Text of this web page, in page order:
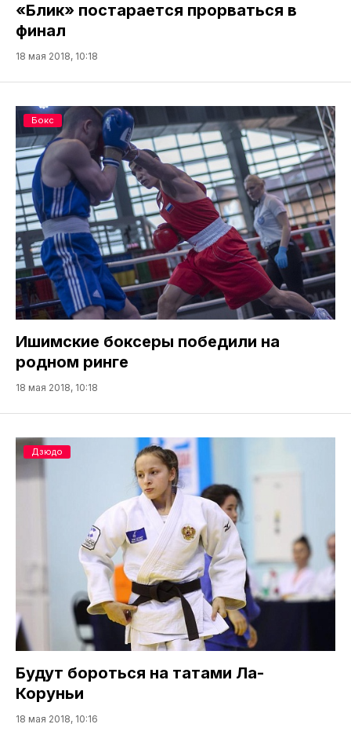
«Блик» постарается прорваться в
финал
18 мая 2018, 10:18
Ишимские боксеры победили на
родном ринге
18 мая 2018, 10:18
Бокс
Будут бороться на татами Ла-
Коруньи
18 мая 2018, 10:16
Дзюдо